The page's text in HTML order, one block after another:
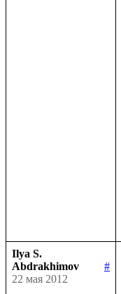
Ilya S.
Abdrakhimov
#
22 мая 2012